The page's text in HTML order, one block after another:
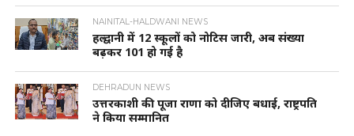
NAINITAL-HALDWANI NEWS
हल्द्वानी में 12 स्कूलों को नोटिस जारी, अब संख्या
बढ़कर 101 हो गई है
DEHRADUN NEWS
उत्तरकाशी की पूजा राणा को दीजिए बधाई, राष्ट्रपति
ने किया सम्मानित